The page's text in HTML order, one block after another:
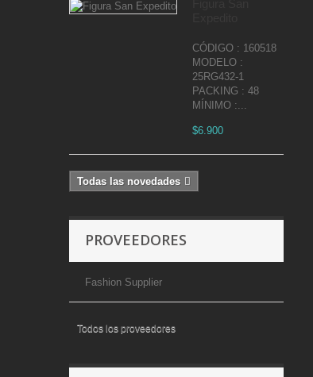
CÓDIGO : 160518
MODELO :
25RG432-1
PACKING : 48
MÍNIMO :...
$6.900
Todas las novedades
PROVEEDORES
Fashion Supplier
Todos los proveedores